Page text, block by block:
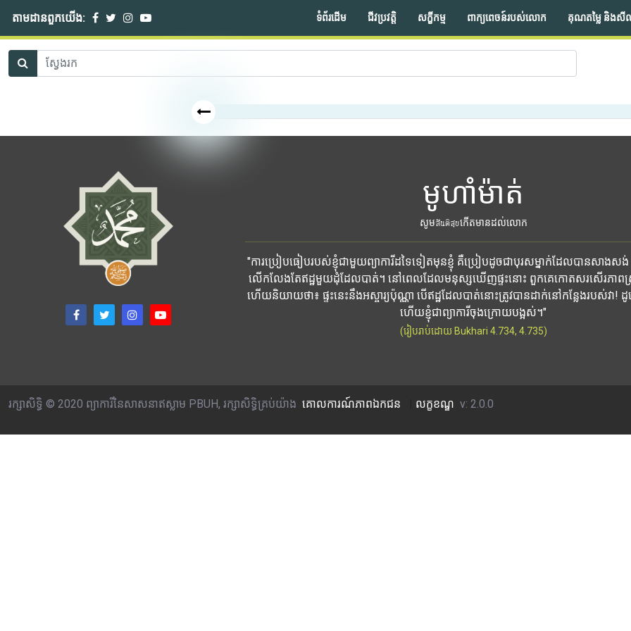
តាមដានពួកយើង: ទំព័រដើម ជីវប្រវត្តិ សក្ខីកម្ម ពាក្យពេចន៍របស់លោក គុណតម្លៃ និងសី
មូហាំម៉ាត់
សូមสันติสุขកើតមានដល់លោក
"ការប្រៀបធៀបរបស់ខ្ញុំជាមួយព្យាការីដទៃទៀតមុនខ្ញុំ គឺប្រៀបដូចជាបុរសម្នាក់ដែលបានសាងស
លើកលែងតែឥដ្ឋមួយដុំដែលបាត់។ នៅពេលដែលមនុស្សឃើញផ្ទះនោះ ពួកគេកោតសរសើរភាព
ហើយនិយាយថា៖ ផ្ទះនេះនឹងអស្ចារ្យប៉ុណ្ណា បើឥដ្ឋដែលបាត់នោះត្រូវបានដាក់នៅកន្លែងរបស់វា! ដូច្ន
ហើយខ្ញុំជាព្យាការីចុងក្រោយបង្អស់។"
(រៀបរាប់ដោយ Bukhari 4.734, 4.735)
រក្សាសិទ្ធិ © 2020 ព្យាការីនៃសាសនាឥស្លាម PBUH, រក្សាសិទ្ធិគ្រប់យ៉ាង គោលការណ៍​ភាព​ឯកជន លក្ខខណ្ឌ v: 2.0.0